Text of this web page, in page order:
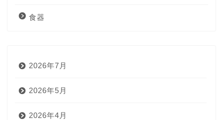
食器
2026年7月
2026年5月
2026年4月